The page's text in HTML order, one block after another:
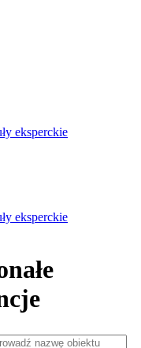
eksperckie
eksperckie